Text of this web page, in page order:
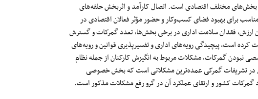
بخش‌هایمختلف اقتصادی است. اتصال کارآمد و اثربخش حلقه‌های
برای بهبود فضایکسب‌وکارو حضورمؤثرفعالان اقتصادی در
ارزش، فقدان سلامت اداری در برخیبخش‌ها، تعدد گمرکات و گسترش
کرده است، پیچیدگی رویه‌های اداری و تفسیرپذیری قوانین و رویه‌های
نبودن گمرکات، مشکلات مربوط به انگیزش کارکنانازجملهنظام
در تشریفات گمرکیعمده‌ترینمشکلاتی است کهبخش خصوصی
کشور و ارتقای عملکرد آندرگرورفع مشکلات مذکور است.